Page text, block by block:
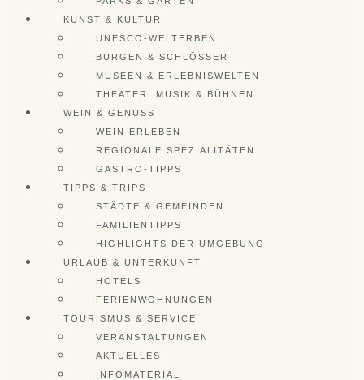
KUNST & KULTUR
UNESCO-WELTERBEN
BURGEN & SCHLÖSSER
MUSEEN & ERLEBNISWELTEN
THEATER, MUSIK & BÜHNEN
WEIN & GENUSS
WEIN ERLEBEN
REGIONALE SPEZIALITÄTEN
GASTRO-TIPPS
TIPPS & TRIPS
STÄDTE & GEMEINDEN
FAMILIENTIPPS
HIGHLIGHTS DER UMGEBUNG
URLAUB & UNTERKUNFT
HOTELS
FERIENWOHNUNGEN
TOURISMUS & SERVICE
VERANSTALTUNGEN
AKTUELLES
INFOMATERIAL